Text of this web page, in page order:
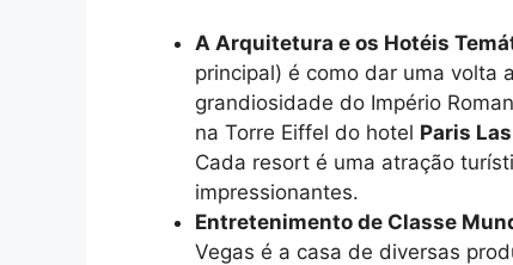
A Arquitetura e os Hotéis
principal) é como dar uma volta
grandiosidade do Império
na Torre Eiffel do hotel Paris
Cada resort é uma atração
impressionantes.
Entretenimento de Classe
Vegas é a casa de diversas